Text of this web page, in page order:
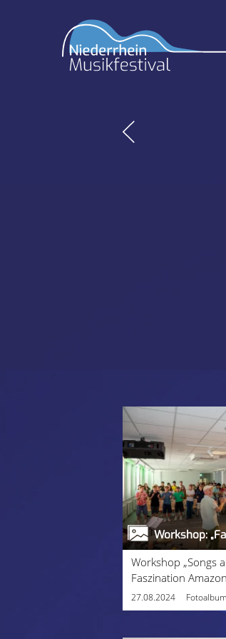
Workshop „Songs
Faszination
27.08.2024 Fotoalbum